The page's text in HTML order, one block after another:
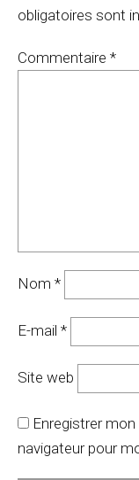
obligatoires sont
Commentaire *
Nom *
E-mail *
Site web
Enregistrer
navigateur pour